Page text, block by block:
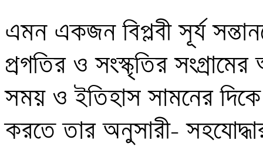
এমন একজন বিপ্লবী সূর্য
প্রগতির ও সংস্কৃতির
সময় ও ইতিহাস সামনের
করতে তার অনুসারী-